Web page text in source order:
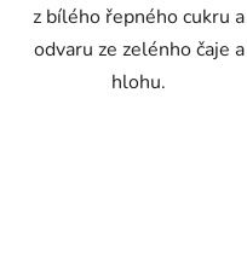
z bílého řepného cukru a
odvaru ze zelénho čaje a
hlohu.